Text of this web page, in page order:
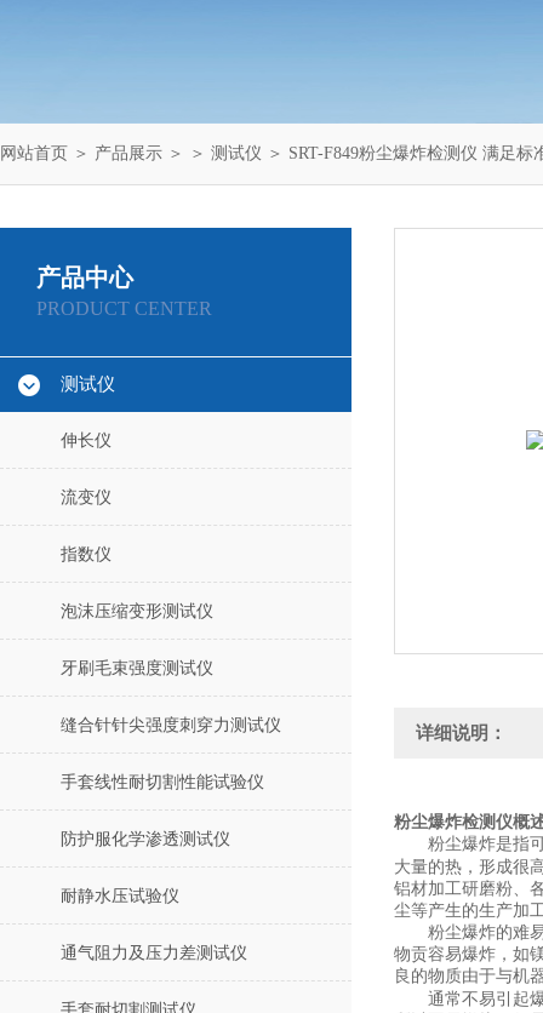
网站首页 ＞ 产品展示 ＞ ＞ 测试仪 ＞ SRT-F849粉尘爆炸检测仪 满足标
产品中心
PRODUCT CENTER
测试仪
伸长仪
流变仪
指数仪
泡沫压缩变形测试仪
牙刷毛束强度测试仪
缝合针针尖强度刺穿力测试仪
手套线性耐切割性能试验仪
防护服化学渗透测试仪
耐静水压试验仪
通气阻力及压力差测试仪
详细说明：
粉尘爆炸检测仪概
粉尘爆炸是指
大量的热，形成很
铝材加工研磨粉、
尘等产生的生产加
粉尘爆炸的难
物贡容易爆炸，如
良的物质由于与机
通常不易引起